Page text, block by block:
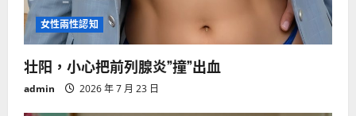
女性兩性認知
壮阳，小心把前列腺炎”撞”出血
admin 2026 年 7 月 23 日